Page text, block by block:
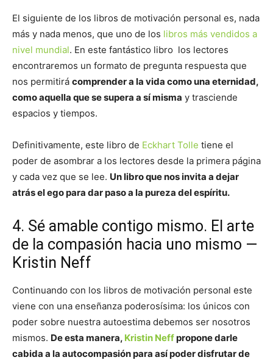
El siguiente de los libros de motivación personal es, nada
más y nada menos, que uno de los libros más vendidos a
nivel mundial. En este fantástico libro los lectores
encontraremos un formato de pregunta respuesta que
nos permitirá comprender a la vida como una eternidad,
como aquella que se supera a sí misma y trasciende
espacios y tiempos.
Definitivamente, este libro de Eckhart Tolle tiene el
poder de asombrar a los lectores desde la primera página
y cada vez que se lee. Un libro que nos invita a dejar
atrás el ego para dar paso a la pureza del espíritu.
4. Sé amable contigo mismo. El arte
de la compasión hacia uno mismo —
Kristin Neff
Continuando con los libros de motivación personal este
viene con una enseñanza poderosísima: los únicos con
poder sobre nuestra autoestima debemos ser nosotros
mismos. De esta manera, Kristin Neffpropone darle
cabida a la autocompasión para así poder disfrutar de